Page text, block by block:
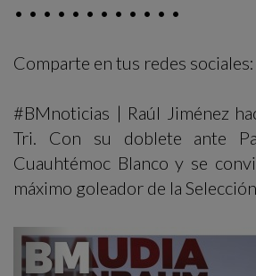
• • • • • • • • • • • •
Comparte en tus redes sociales:
#BMnoticias | Raúl Jiménez
Tri. Con su doblete ante
Cuauhtémoc Blanco y se
máximo goleador de la
Previous